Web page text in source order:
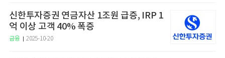
신한투자증권 연금자산 1조원 급증, IRP 1
억 이상 고객 40% 폭증
금융 2025-10-20